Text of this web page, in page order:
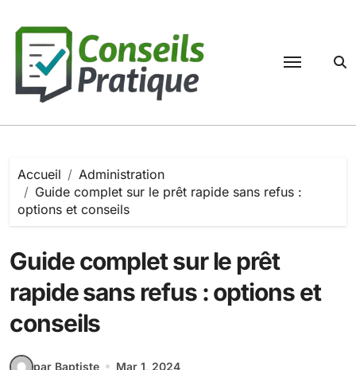
contenu
Accueil
Administration
Guide complet sur le prêt rapide sans refus :
options et conseils
Guide complet sur le prêt
rapide sans refus : options et
conseils
par Baptiste Mar 1, 2024